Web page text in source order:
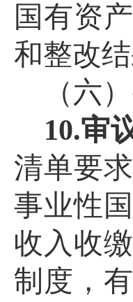
国有资产
和整改
（六
10.审
清单要
事业性
收入收
制度，